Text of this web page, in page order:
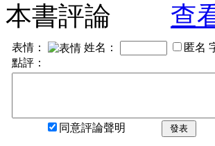
本書評論
查
表情： 姓名： 匿名
點評：
同意評論聲明 發表